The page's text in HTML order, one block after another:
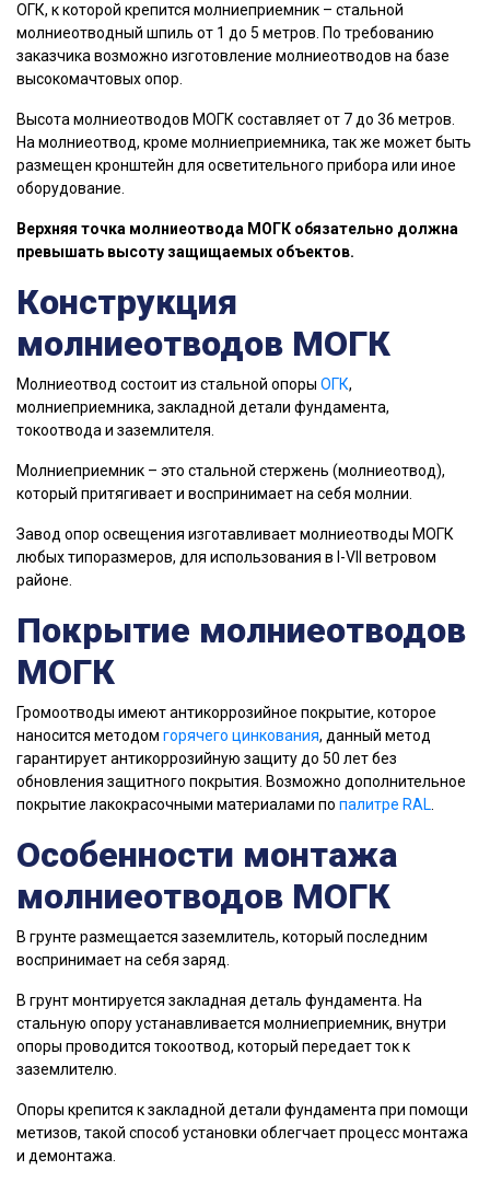
ОГК, к которой крепится молниеприемник – стальной
молниеотводный шпиль от 1 до 5 метров. По требованию
заказчика возможно изготовление молниеотводов на базе
высокомачтовых опор.
Высота молниеотводов МОГК составляет от 7 до 36 метров.
На молниеотвод, кроме молниеприемника, так же может быть
размещен кронштейн для осветительного прибора или иное
оборудование.
Верхняя точка молниеотвода МОГК обязательно должна
превышать высоту защищаемых объектов.
Конструкция
молниеотводов МОГК
Молниеотвод состоит из стальной опоры ОГК,
молниеприемника, закладной детали фундамента,
токоотвода и заземлителя.
Молниеприемник – это стальной стержень (молниеотвод),
который притягивает и воспринимает на себя молнии.
Завод опор освещения изготавливает молниеотводы МОГК
любых типоразмеров, для использования в I-VII ветровом
районе.
Покрытие молниеотводов
МОГК
Громоотводы имеют антикоррозийное покрытие, которое
наносится методом горячего цинкования, данный метод
гарантирует антикоррозийную защиту до 50 лет без
обновления защитного покрытия. Возможно дополнительное
покрытие лакокрасочными материалами по палитре RAL
Особенности монтажа
молниеотводов МОГК
В грунте размещается заземлитель, который последним
воспринимает на себя заряд.
В грунт монтируется закладная деталь фундамента. На
стальную опору устанавливается молниеприемник, внутри
опоры проводится токоотвод, который передает ток к
заземлителю.
Опоры крепится к закладной детали фундамента при помощи
метизов, такой способ установки облегчает процесс монтажа
и демонтажа.